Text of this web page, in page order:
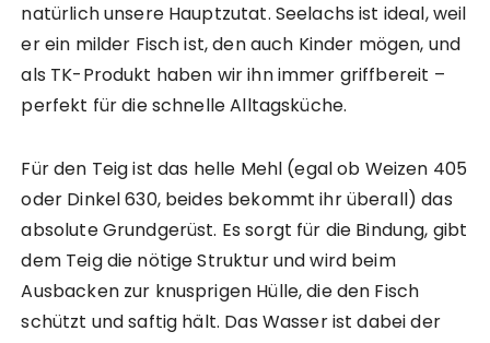
natürlich unsere Hauptzutat. Seelachs ist ideal, weil
er ein milder Fisch ist, den auch Kinder mögen, und
als TK-Produkt haben wir ihn immer griffbereit –
perfekt für die schnelle Alltagsküche.
Für den Teig ist das helle Mehl (egal ob Weizen 405
oder Dinkel 630, beides bekommt ihr überall) das
absolute Grundgerüst. Es sorgt für die Bindung, gibt
dem Teig die nötige Struktur und wird beim
Ausbacken zur knusprigen Hülle, die den Fisch
schützt und saftig hält. Das Wasser ist dabei der